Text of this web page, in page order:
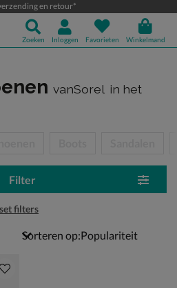
en retour*
Zoeken Inloggen Favorieten Winkelmand
vanSorel in het
Filter
filters
Sorteren op: